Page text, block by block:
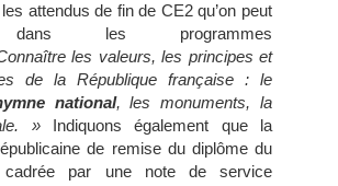
attendus de fin de CE2 qu’on peut
dans les programmes
les valeurs, les principes et
de la République française : le
national, les monuments, la
»Indiquons également que la
de remise du diplôme du
par une note de service